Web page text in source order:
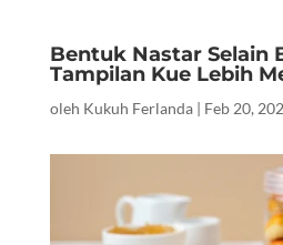
Bentuk Nastar Selain
Tampilan Kue Lebih
oleh Kukuh Ferlanda| Feb 20,